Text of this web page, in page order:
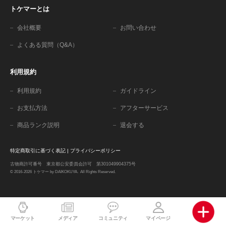
トケマーとは
会社概要 お問い合わせ
よくある質問（Q&A）
利用規約
利用規約 ガイドライン
お支払方法 アフターサービス
商品ランク説明 退会する
特定商取引に基づく表記 | プライバシーポリシー
古物商許可番号 東京都公安委員会許可 第301049904375号
© 2016-2026 トケマー by DAIKOKUYA. All Rights Reserved.
マーケット メディア コミュニティ マイページ